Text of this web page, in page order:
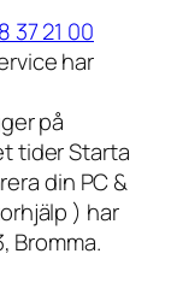
37 21 00
har
på
tider Starta
din PC &
) har
Bromma.